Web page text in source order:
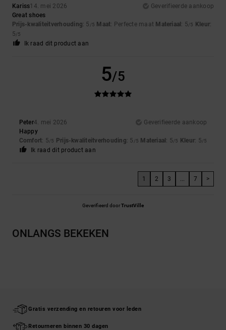
Kariss14. mei 2026
Geverifieerde aankoop
Great shoes
Prijs-kwaliteitverhouding: 5 /5 Maat: Perfecte maat Materiaal: 5/5 Kleur:
5/5
Ik raad dit product aan
5/5
Peter4. mei 2026
Geverifieerde aankoop
Happy
Comfort: 5/5 Prijs-kwaliteitverhouding: 5 /5 Materiaal: 5/5 Kleur: 5/5
Ik raad dit product aan
1 2 3 7 >
Geverifieerd doorTrustVille
ONLANGS BEKEKEN
Gratis verzending en retouren voor leden
Retourneren binnen 30 dagen